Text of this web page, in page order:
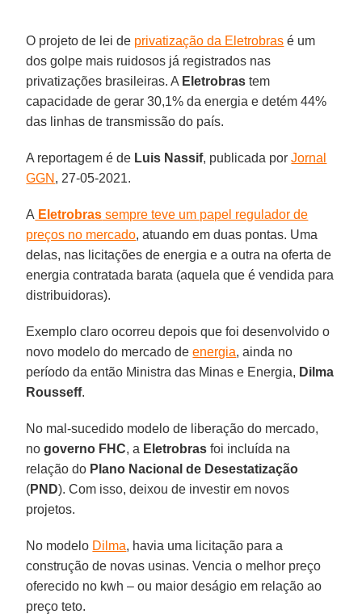
O projeto de lei de privatização da Eletrobras é um
dos golpe mais ruidosos já registrados nas
privatizações brasileiras. A Eletrobras tem
capacidade de gerar 30,1% da energia e detém 44%
das linhas de transmissão do país.
A reportagem é de Luis Nassif, publicada porJornal
GGN , 27-05-2021.
A Eletrobras sempre teve um papel regulador de
preços no mercado, atuando em duas pontas. Uma
delas, nas licitações de energia e a outra na oferta de
energia contratada barata (aquela que é vendida para
distribuidoras).
Exemplo claro ocorreu depois que foi desenvolvido o
novo modelo do mercado deenergia, ainda no
período da então Ministra das Minas e Energia, Dilma
Rousseff.
No mal-sucedido modelo de liberação do mercado,
nogoverno FHC, a Eletrobras foi incluída na
relação do Plano Nacional de Desestatização
(PND). Com isso, deixou de investir em novos
projetos.
No modelo Dilma, havia uma licitação para a
construção de novas usinas. Vencia o melhor preço
oferecido no kwh – ou maior deságio em relação ao
preço teto.